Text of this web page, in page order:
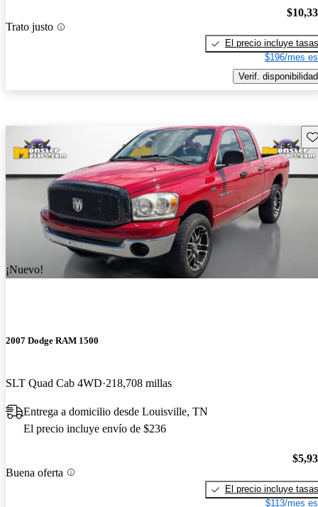
Trato justo
El precio incluye tasas
$196/mes
Verif. disponibilidad
¡Nuevo!
2007 Dodge RAM 1500
SLT Quad Cab 4WD 218,708 millas
Entrega a domicilio desde Louisville, TN
El precio incluye envío de $236
Buena oferta
El precio incluye tasas
$113/mes